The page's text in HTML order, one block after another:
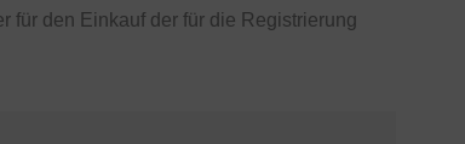
für den Einkauf der für die Registrierung